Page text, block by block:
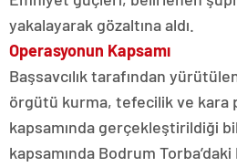
yakalayarak gözaltına aldı.
Operasyonun Kapsamı
Başsavcılık tarafından
örgütü kurma, tefecilik ve kara
kapsamında gerçekleştirildiği
kapsamında Bodrum